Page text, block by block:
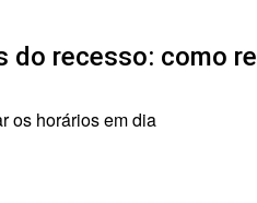
do recesso: como
os horários em dia